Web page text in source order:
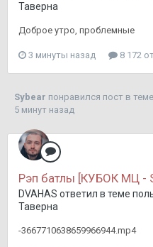
Таверна
Доброе утро, проблемные
3 минуты назад 8 172
Sybear понравился пост в
5 минут назад
Рэп батлы [КУБОК МЦ -
DVAHAS ответил в теме
Таверна
-3667710638659966944.mp4